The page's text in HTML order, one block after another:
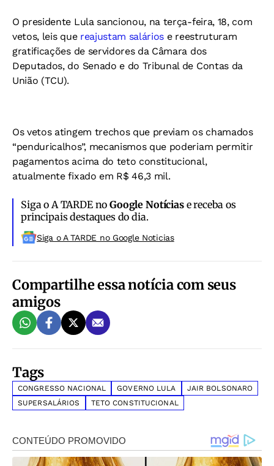
O presidente Lula sancionou, na terça-feira, 18, com
vetos, leis que reajustam salários e reestruturam
gratificações de servidores da Câmara dos
Deputados, do Senado e do Tribunal de Contas da
União (TCU).
Os vetos atingem trechos que previam os chamados
“penduricalhos”, mecanismos que poderiam permitir
pagamentos acima do teto constitucional,
atualmente fixado em R$ 46,3 mil.
Siga o A TARDE noGoogle Notíciase receba os
principais destaques do dia.
Siga o A TARDE no Google Noticias
Compartilhe essa notícia com seus
amigos
Tags
CONGRESSO NACIONAL GOVERNO LULA
JAIR BOLSONARO
SUPERSALÁRIOS
TETO CONSTITUCIONAL